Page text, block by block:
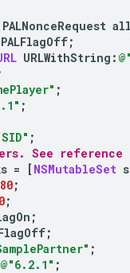
PALNonceRequest
PALFlagOff;
URLWithString :
;
;
;
See
= [ NSMutableSet
;
;
;
;
;
@"6.2.1" ;